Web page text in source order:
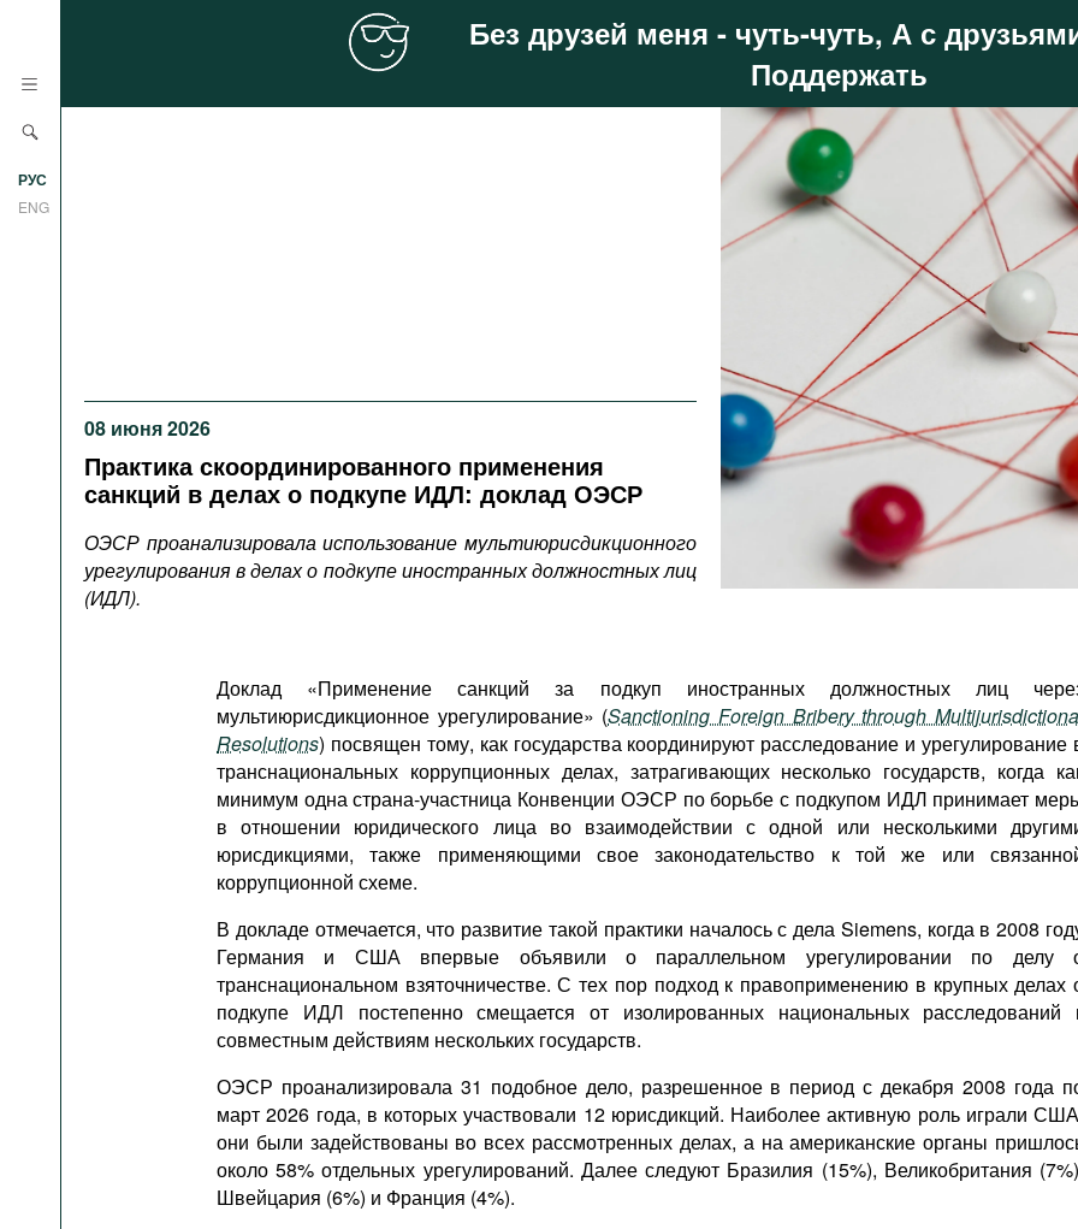
РУС
ENG
Документы международных
организаций
Фильмы
Подкасты
Книжная полка
Без друзей меня - чуть-чуть, А с
Поддержать
08 июня 2026
Практика скоординированного применения
санкций в делах о подкупе ИДЛ: доклад ОЭСР
ОЭСР проанализировала использование мультиюрисдикционного
урегулирования в делах о подкупе иностранных должностных лиц
(ИДЛ).
Доклад «Применение санкций за подкуп иностранных должностных лиц
мультиюрисдикционное урегулирование» (Sanctioning Foreign Bribery through
Resolutions) посвящен тому, как государства координируют расследование и урегулирование
транснациональных коррупционных делах, затрагивающих несколько государств, когда
минимум одна страна-участница Конвенции ОЭСР по борьбе с подкупом ИДЛ принимает
в отношении юридического лица во взаимодействии с одной или несколькими
юрисдикциями, также применяющими свое законодательство к той же или
коррупционной схеме.
В докладе отмечается, что развитие такой практики началось с дела Siemens, когда в 2008
Германия и США впервые объявили о параллельном урегулировании по делу
транснациональном взяточничестве. С тех пор подход к правоприменению в крупных делах
подкупе ИДЛ постепенно смещается от изолированных национальных расследований
совместным действиям нескольких государств.
ОЭСР проанализировала 31 подобное дело, разрешенное в период с декабря 2008 года
март 2026 года, в которых участвовали 12 юрисдикций. Наиболее активную роль играли
они были задействованы во всех рассмотренных делах, а на американские органы
около 58% отдельных урегулирований. Далее следуют Бразилия (15%), Великобритания
Швейцария (6%) и Франция (4%).